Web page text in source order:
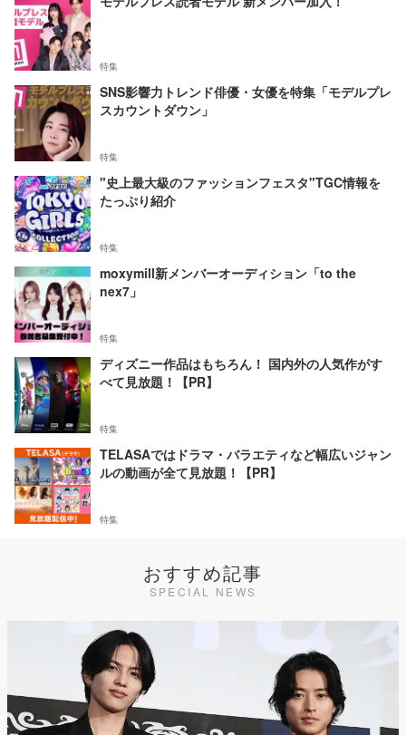
特集
SNS影響力トレンド俳優・女優を特集「モデルプレ
スカウントダウン」
特集
"史上最大級のファッションフェスタ"TGC情報を
たっぷり紹介
特集
moxymill新メンバーオーディション「to the
nex7」
特集
ディズニー作品はもちろん！ 国内外の人気作がす
べて見放題！【PR】
特集
TELASAではドラマ・バラエティなど幅広いジャン
ルの動画が全て見放題！【PR】
特集
おすすめ記事
SPECIAL NEWS